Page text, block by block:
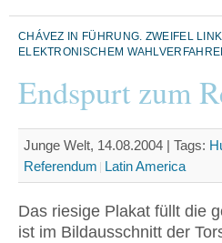
CHÁVEZ IN FÜHRUNG. ZWEIFEL
ELEKTRONISCHEM
Endspurt zum
Junge Welt, 14.08.2004 | Tags:
Referendum Latin America
Das riesige Plakat füllt die
ist im Bildausschnitt der